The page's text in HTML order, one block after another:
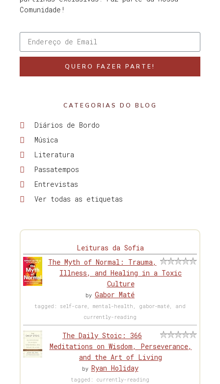
Comunidade!
QUERO FAZER PARTE!
CATEGORIAS DO BLOG
Diários de Bordo
Música
Literatura
Passatempos
Entrevistas
Ver todas as etiquetas
Leituras da Sofia
The Myth of Normal: Trauma,
Illness, and Healing in a Toxic
Culture
by Gabor Maté
tagged: self-care, mental-health, gabor-maté, and
currently-reading
The Daily Stoic: 366
Meditations on Wisdom, Perseverance,
and the Art of Living
by Ryan Holiday
tagged: currently-reading